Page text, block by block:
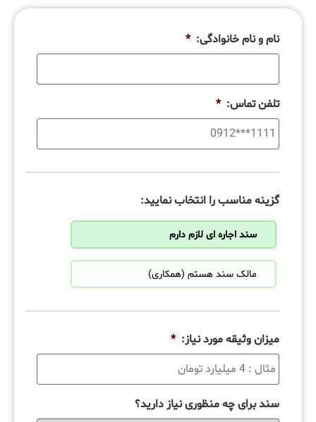
نام و نام خانوادگی: *
تلفن تماس: *
گزینه مناسب را انتخاب نمایید:
سند اجاره ای لازم دارم
مالک سند هستم (همکاری)
میزان وثیقه مورد نیاز: *
سند برای چه منظوری نیاز دارید؟